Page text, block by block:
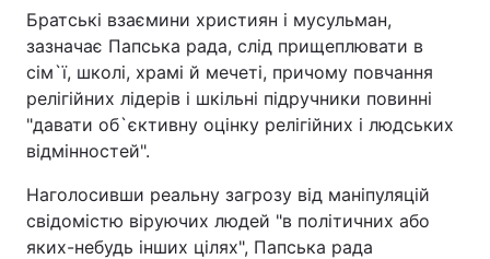
Братські взаємини християн і мусульман,
зазначає Папська рада, слід прищеплювати в
сім`ї, школі, храмі й мечеті, причому повчання
релігійних лідерів і шкільні підручники повинні
"давати об`єктивну оцінку релігійних і людських
відмінностей".
Наголосивши реальну загрозу від маніпуляцій
свідомістю віруючих людей "в політичних або
яких-небудь інших цілях", Папська рада